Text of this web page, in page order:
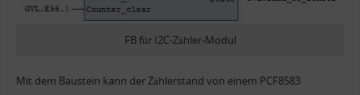
FB für I2C-Zähler-Modul
Mit dem Baustein kann der Zählerstand von einem PCF8583